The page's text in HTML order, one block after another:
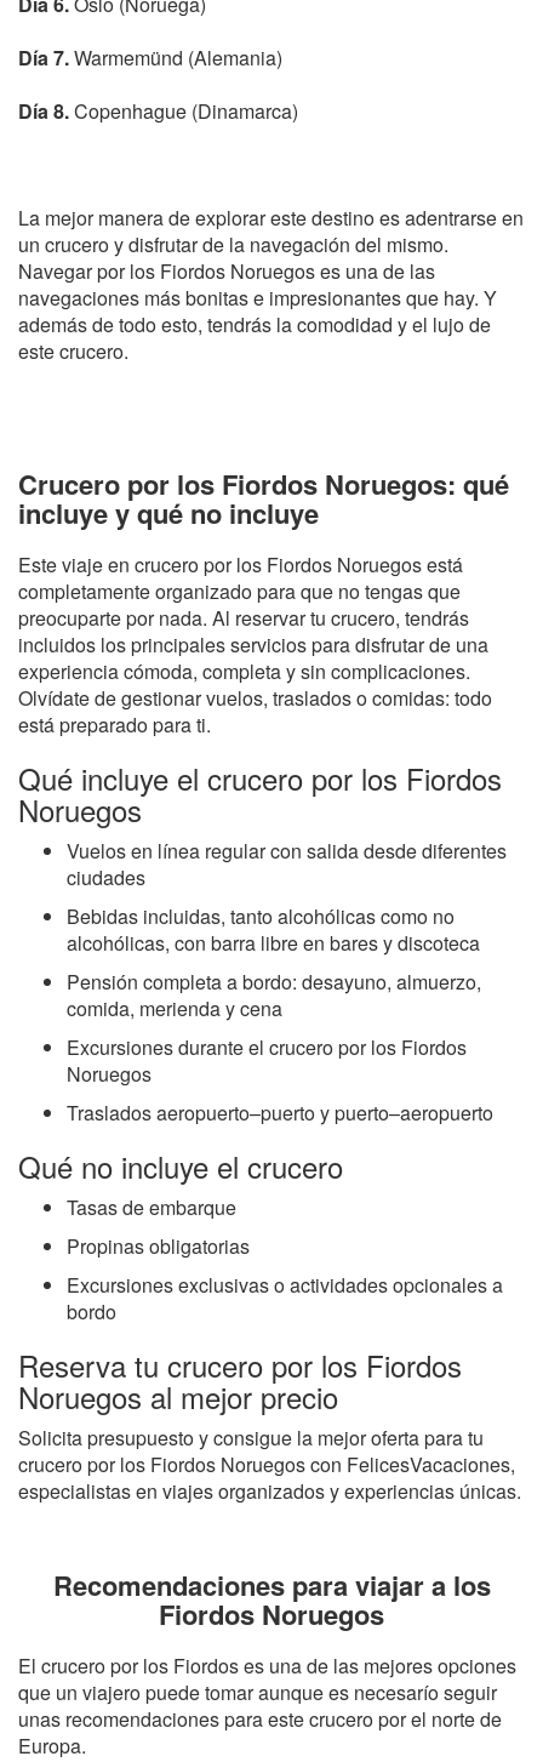
Día 7.Warmemünd (Alemania)
Día 8.Copenhague (Dinamarca)
La mejor manera de explorar este destino es adentrarse en
un crucero y disfrutar de la navegación del mismo.
Navegar por los Fiordos Noruegos es una de las
navegaciones más bonitas e impresionantes que hay. Y
además de todo esto, tendrás la comodidad y el lujo de
este crucero.
Crucero por los Fiordos Noruegos: qué
incluye y qué no incluye
Este viaje en crucero por los Fiordos Noruegos está
completamente organizado para que no tengas que
preocuparte por nada. Al reservar tu crucero, tendrás
incluidos los principales servicios para disfrutar de una
experiencia cómoda, completa y sin complicaciones.
Olvídate de gestionar vuelos, traslados o comidas: todo
está preparado para ti.
Qué incluye el crucero por los Fiordos
Noruegos
Vuelos en línea regular con salida desde diferentes
ciudades
Bebidas incluidas, tanto alcohólicas como no
alcohólicas, con barra libre en bares y discoteca
Pensión completa a bordo: desayuno, almuerzo,
comida, merienda y cena
Excursiones durante el crucero por los Fiordos
Noruegos
Traslados aeropuerto–puerto y puerto–aeropuerto
Qué no incluye el crucero
Tasas de embarque
Propinas obligatorias
Excursiones exclusivas o actividades opcionales a
bordo
Reserva tu crucero por los Fiordos
Noruegos al mejor precio
Solicita presupuesto y consigue la mejor oferta para tu
crucero por los Fiordos Noruegos con FelicesVacaciones,
especialistas en viajes organizados y experiencias únicas.
Recomendaciones para viajar a los
Fiordos Noruegos
El crucero por los Fiordos es una de las mejores opciones
que un viajero puede tomar aunque es necesarío seguir
unas recomendaciones para este crucero por el norte de
Europa.